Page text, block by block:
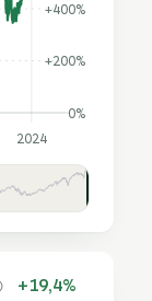
0%
+200%
+400%
2024
+19,4%